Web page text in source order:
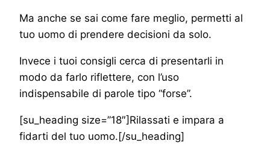
Ma anche se sai come fare meglio, permetti al
tuo uomo di prendere decisioni da solo.
Invece i tuoi consigli cerca di presentarli in
modo da farlo riflettere, con l’uso
indispensabile di parole tipo “forse”.
[su_heading size=”18″]Rilassati e impara a
fidarti del tuo uomo.[/su_heading]